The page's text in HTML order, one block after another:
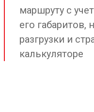
маршруту с
его габаритов,
разгрузки и
калькуляторе